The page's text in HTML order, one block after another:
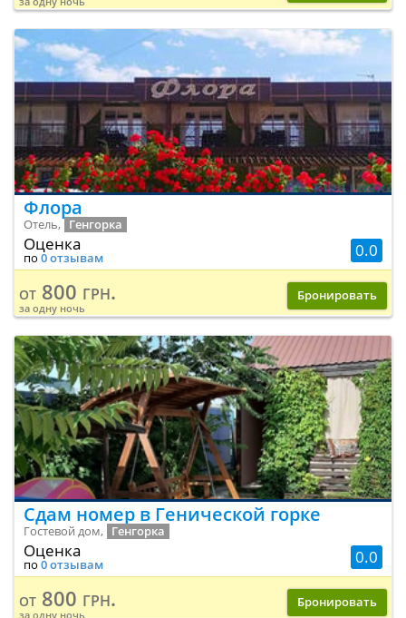
Флора
Отель, Генгорка
0.0
Оценка
по 0 отзывам
от 800 грн.
за одну ночь
Бронировать
Сдам номер в Генической горке
Гостевой дом, Генгорка
0.0
Оценка
по 0 отзывам
от 800 грн.
за одну ночь
Бронировать